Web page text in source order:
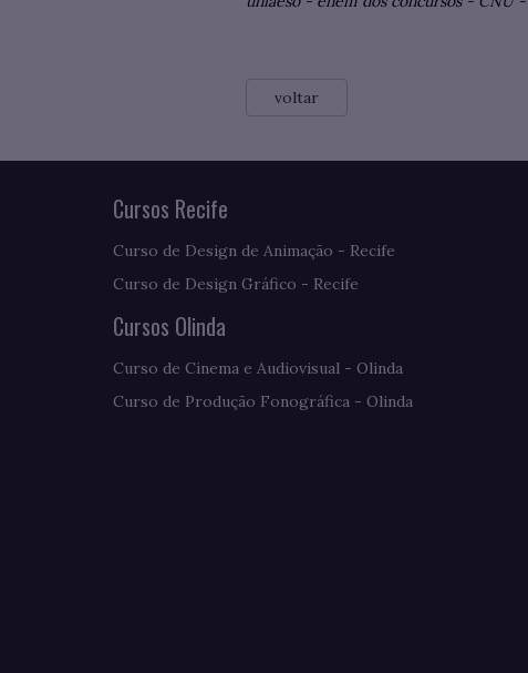
voltar
Cursos Recife
Curso de Design de Animação - Recife
Curso de Design Gráfico - Recife
Cursos Olinda
Curso de Cinema e Audiovisual - Olinda
Curso de Produção Fonográfica - Olinda